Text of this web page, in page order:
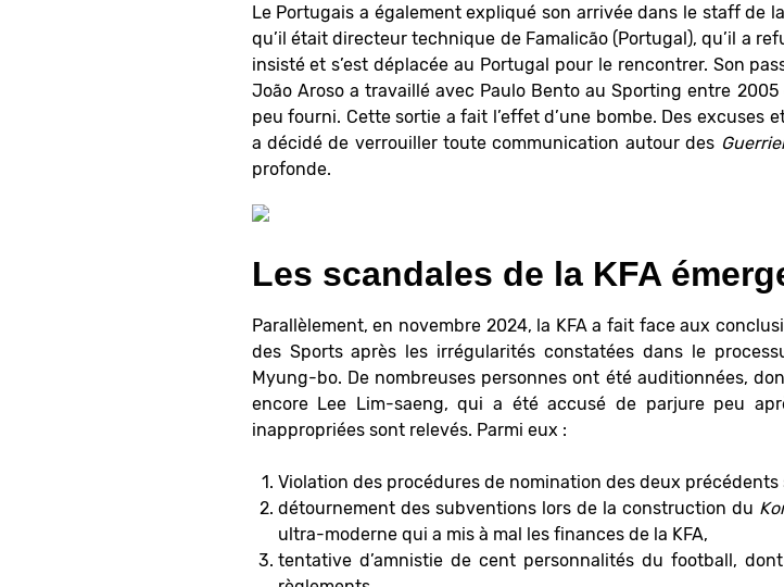
Le Portugais a également expliqué son arrivée dans le staff de
qu’il était directeur technique de Famalicão (Portugal), qu’il a
insisté et s’est déplacée au Portugal pour le rencontrer. Son
João Aroso a travaillé avec Paulo Bento au Sporting entre
peu fourni. Cette sortie a fait l’effet d’une bombe. Des excuses
a décidé de verrouiller toute communication autour des
profonde.
Les scandales de la KFA
Parallèlement, en novembre 2024, la KFA a fait face aux
des Sports après les irrégularités constatées dans le
Myung-bo. De nombreuses personnes ont été auditionnées,
encore Lee Lim-saeng, qui a été accusé de parjure peu
inappropriées sont relevés. Parmi eux :
Violation des procédures de nomination des deux précédents
détournement des subventions lors de la construction du
ultra-moderne qui a mis à mal les finances de la KFA,
tentative d’amnistie de cent personnalités du football,